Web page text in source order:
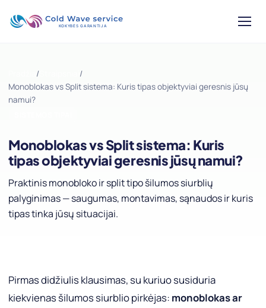
/
/
Monoblokas vs Split sistema: Kuris tipas objektyviai geresnis jūsų
namui?
Monoblokas vs Split sistema: Kuris
tipas objektyviai geresnis jūsų namui?
Praktinis monobloko ir split tipo šilumos siurblių
palyginimas — saugumas, montavimas, sąnaudos ir kuris
tipas tinka jūsų situacijai.
Pirmas didžiulis klausimas, su kuriuo susiduria
kiekvienas šilumos siurblio pirkėjas: monoblokas ar